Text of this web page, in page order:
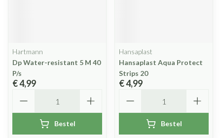
Hartmann
Dp Water-resistant 5 M 40
P/s
€ 4,99
Bestel
Hansaplast
Hansaplast Aqua Protect
Strips 20
€ 4,99
Bestel